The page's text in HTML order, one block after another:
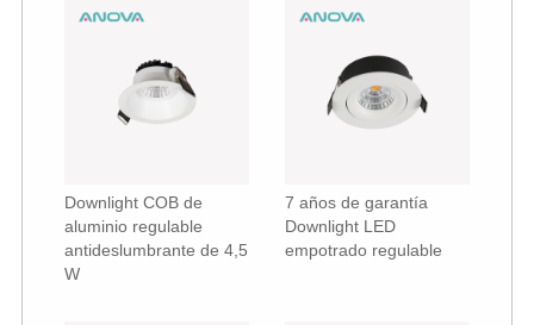
Downlight COB de
aluminio regulable
antideslumbrante de 4,5
W
7 años de garantía
Downlight LED
empotrado regulable